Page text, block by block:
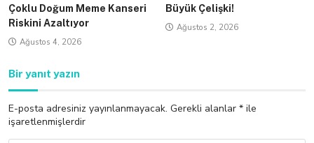
Çoklu Doğum Meme Kanseri
Riskini Azaltıyor
Ağustos 4, 2026
Büyük Çelişki!
Ağustos 2, 2026
Bir yanıt yazın
E-posta adresiniz yayınlanmayacak. Gerekli alanlar * ile
işaretlenmişlerdir